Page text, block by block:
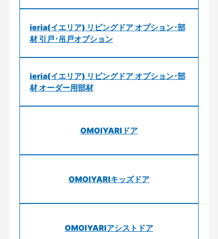
ieria(イエリア) リビングドア オプション･部
材 引戸･吊戸オプション
ieria(イエリア) リビングドア オプション･部
材 オーダー用部材
OMOIYARIドア
OMOIYARIキッズドア
OMOIYARIアシストドア